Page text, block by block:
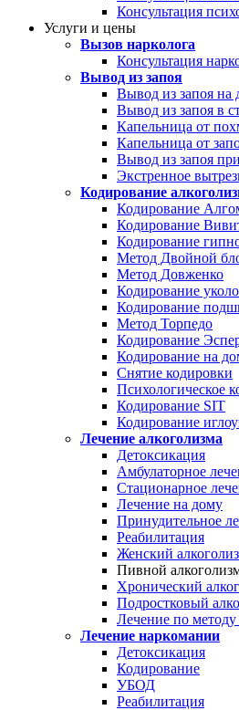
Консультация
Услуги и цены
Вызов нарколога
Консультация
Вывод из запоя
Вывод из запоя на
Вывод из запоя в
Капельница от
Капельница от
Вывод из запоя
Экстренное
Кодирование
Кодирование
Кодирование
Кодирование
Метод Двойной
Метод Довженко
Кодирование
Кодирование
Метод Торпедо
Кодирование
Кодирование на
Снятие кодировки
Психологическое
Кодирование SIT
Кодирование
Лечение алкоголизма
Детоксикация
Амбулаторное
Стационарное
Лечение на дому
Принудительное
Реабилитация
Женский
Пивной
Хронический
Подростковый
Лечение по
Лечение наркомании
Детоксикация
Кодирование
УБОД
Реабилитация